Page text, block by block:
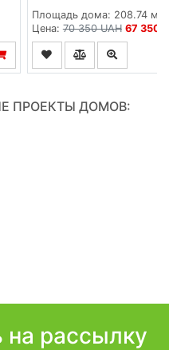
Площадь дома: 208.74 м
Цена:70 350 UAH 67 350
ПРОЕКТЫ ДОМОВ:
рассылку